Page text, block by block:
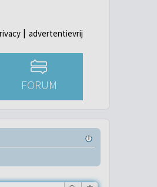
advertentievrij
FORUM